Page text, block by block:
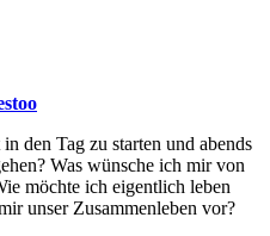
den Tag zu starten und abends
Was wünsche ich mir von
möchte ich eigentlich leben
unser Zusammenleben vor?